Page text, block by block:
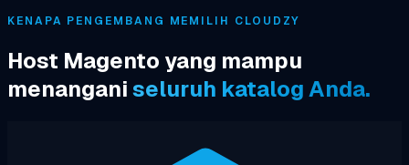
KENAPA PENGEMBANG MEMILIH CLOUDZY
Host Magento yang mampu
menanganiseluruh katalog Anda.